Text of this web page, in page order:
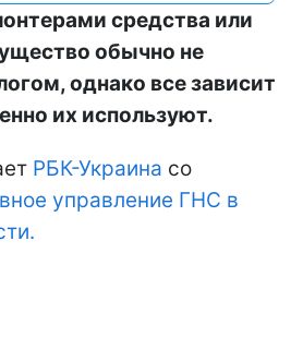
средства или
обычно не
однако все зависит
их используют.
РБК-Украина со
управление ГНС в